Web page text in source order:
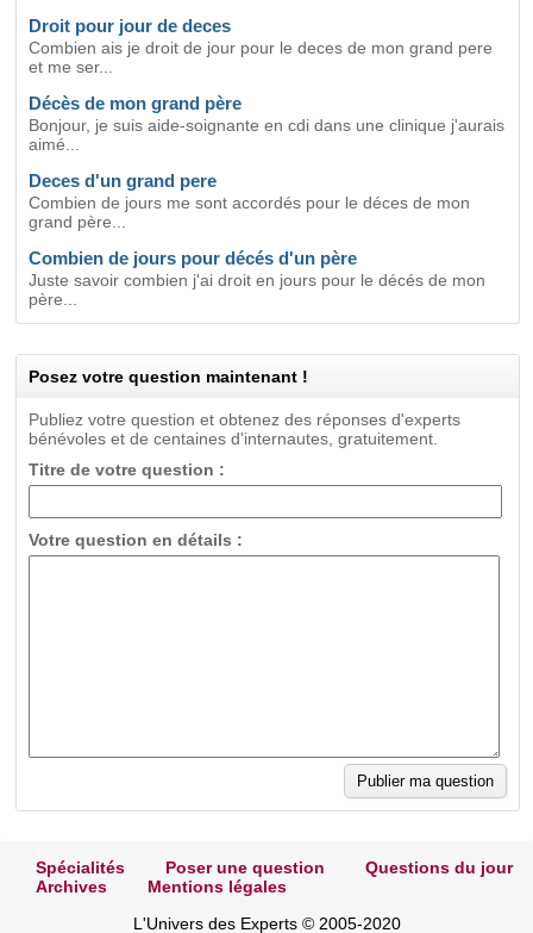
Droit pour jour de deces
Combien ais je droit de jour pour le deces de mon grand pere
et me ser...
Décès de mon grand père
Bonjour, je suis aide-soignante en cdi dans une clinique j'aurais
aimé...
Deces d'un grand pere
Combien de jours me sont accordés pour le déces de mon
grand père...
Combien de jours pour décés d'un père
Juste savoir combien j'ai droit en jours pour le décés de mon
père...
Posez votre question maintenant !
Publiez votre question et obtenez des réponses d'experts
bénévoles et de centaines d'internautes, gratuitement.
Titre de votre question :
Votre question en détails :
Spécialités Poser une question
Questions du jour
Archives
Mentions légales
L'Univers des Experts © 2005-2020